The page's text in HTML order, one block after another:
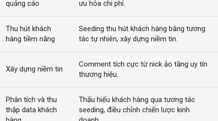
quảng cáo
ưu hóa chi phí.
Thu hút khách
hàng tiềm năng
Seeding thu hút khách hàng bằng tương
tác tự nhiên, xây dựng niềm tin.
Xây dựng niềm tin
Comment tích cực từ nick ảo tăng uy tín
thương hiệu.
Phân tích và thu
thập data khách
Thấu hiểu khách hàng qua tương tác
seeding, điều chỉnh chiến lược kinh